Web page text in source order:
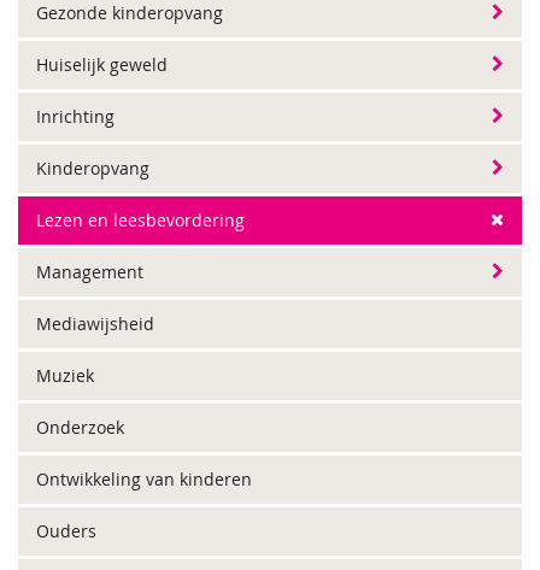
Gezonde kinderopvang
Huiselijk geweld
Inrichting
Kinderopvang
Lezen en leesbevordering
Management
Mediawijsheid
Muziek
Onderzoek
Ontwikkeling van kinderen
Ouders